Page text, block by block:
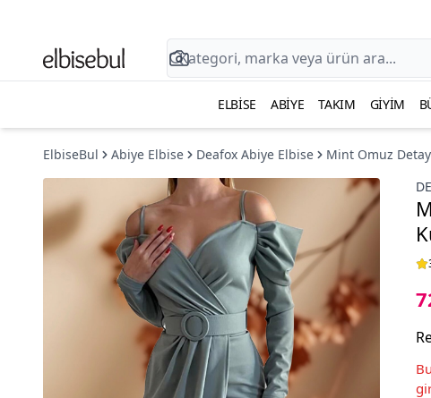
ELBISE ABIYE TAKIM GIYIM
ElbiseBul Abiye Elbise Deafox Abiye Elbise
Mint Omuz